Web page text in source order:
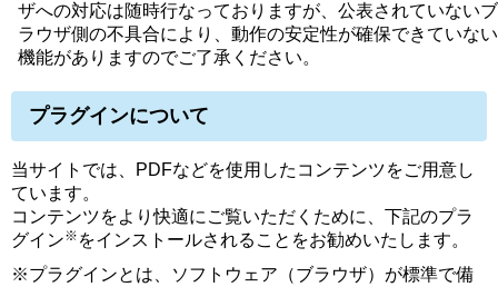
ザへの対応は随時行なっておりますが、公表されていないブ
ラウザ側の不具合により、動作の安定性が確保できていない
機能がありますのでご了承ください。
プラグインについて
当サイトでは、PDFなどを使用したコンテンツをご用意し
ています。
コンテンツをより快適にご覧いただくために、下記のプラ
グイン※ をインストールされることをお勧めいたします。
※プラグインとは、ソフトウェア（ブラウザ）が標準で備